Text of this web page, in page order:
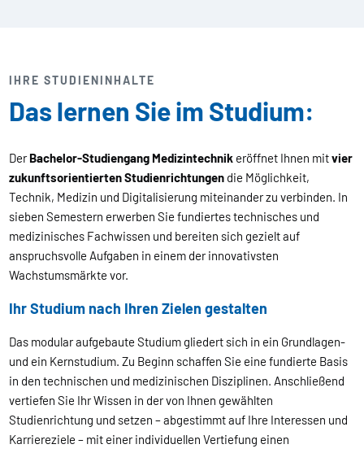
IHRE STUDIENINHALTE
Das lernen Sie im Studium:
DerBachelor-Studiengang Medizintechnik eröffnet Ihnen mitvier
zukunftsorientierten Studienrichtungen die Möglichkeit,
Technik, Medizin und Digitalisierung miteinander zu verbinden. In
sieben Semestern erwerben Sie fundiertes technisches und
medizinisches Fachwissen und bereiten sich gezielt auf
anspruchsvolle Aufgaben in einem der innovativsten
Wachstumsmärkte vor.
Ihr Studium nach Ihren Zielen gestalten
Das modular aufgebaute Studium gliedert sich in ein Grundlagen-
und ein Kernstudium. Zu Beginn schaffen Sie eine fundierte Basis
in den technischen und medizinischen Disziplinen. Anschließend
vertiefen Sie Ihr Wissen in der von Ihnen gewählten
Studienrichtung und setzen – abgestimmt auf Ihre Interessen und
Karriereziele – mit einer individuellen Vertiefung einen